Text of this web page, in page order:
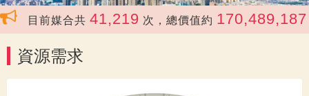
目前媒合共 41,219 次，總價值約 170,489,187 元
資源需求